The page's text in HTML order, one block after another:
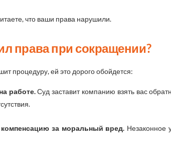
что ваши права нарушили.
права при сокращении?
процедуру, ей это дорого обойдется:
работе.Суд заставит компанию взять вас
компенсацию за моральный вред. Незаконное